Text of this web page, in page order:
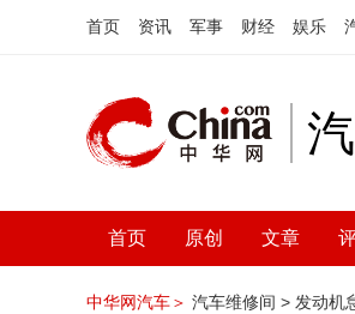
首页 资讯 军事 财经 娱乐
首页 原创 文章
中华网汽车＞ 汽车维修间 > 发动机